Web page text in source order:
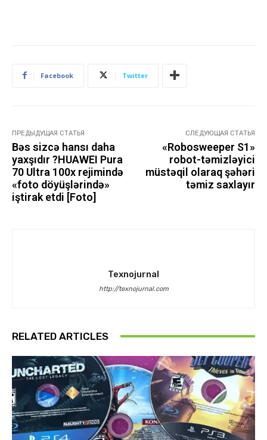
Facebook Twitter
ПРЕДЫДУЩАЯ СТАТЬЯ
Bəs sizcə hansı daha
yaxşıdır ?HUAWEI Pura
70 Ultra 100x rejimində
«foto döyüşlərində»
iştirak etdi [Foto]
СЛЕДУЮЩАЯ СТАТЬЯ
«Robosweeper S1»
robot-təmizləyici
müstəqil olaraq şəhəri
təmiz saxlayır
Texnojurnal
http://texnojurnal.com
RELATED ARTICLES